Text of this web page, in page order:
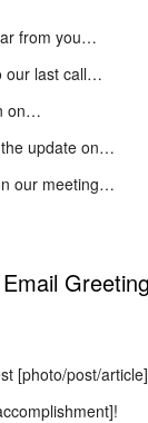
from you…
our last call…
on…
update on…
our meeting…
[photo/post/